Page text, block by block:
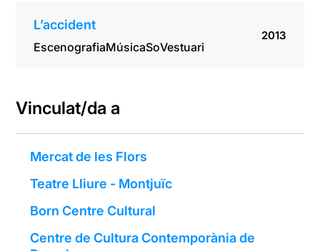
L’accident
EscenografiaMúsicaSoVestuari
2013
Vinculat/da a
Mercat de les Flors
Teatre Lliure - Montjuïc
Born Centre Cultural
Centre de Cultura Contemporània de